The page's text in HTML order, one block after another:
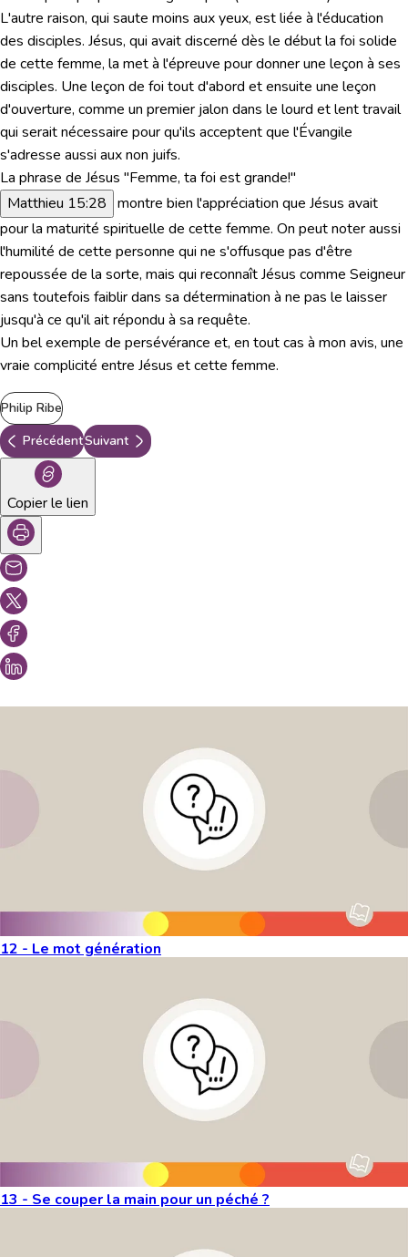
L'autre raison, qui saute moins aux yeux, est liée à l'éducation
des disciples. Jésus, qui avait discerné dès le début la foi solide
de cette femme, la met à l'épreuve pour donner une leçon à ses
disciples. Une leçon de foi tout d'abord et ensuite une leçon
d'ouverture, comme un premier jalon dans le lourd et lent travail
qui serait nécessaire pour qu'ils acceptent que l'Évangile
s'adresse aussi aux non juifs.
La phrase de Jésus "Femme, ta foi est grande!"
Matthieu 15:28 montre bien l'appréciation que Jésus avait
pour la maturité spirituelle de cette femme. On peut noter aussi
l'humilité de cette personne qui ne s'offusque pas d'être
repoussée de la sorte, mais qui reconnaît Jésus comme Seigneur
sans toutefois faiblir dans sa détermination à ne pas le laisser
jusqu'à ce qu'il ait répondu à sa requête.
Un bel exemple de persévérance et, en tout cas à mon avis, une
vraie complicité entre Jésus et cette femme.
Philip Ribe
PrécédentSuivant
Copier le lien
12 - Le mot génération
13 - Se couper la main pour un péché ?